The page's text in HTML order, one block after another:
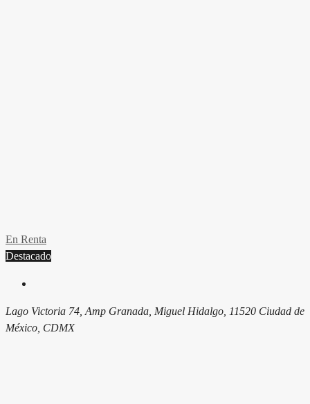
En Renta
Destacado
Lago Victoria 74, Amp Granada, Miguel Hidalgo, 11520 Ciudad de
México, CDMX